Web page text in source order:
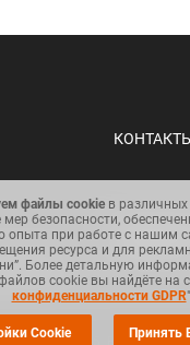
Условия
защите
2008-2025. Все права
файлы cookie в
безопасности,
опыта при работе с нашим
ресурса и для
Более детальную
cookie вы найдёте на
конфиденциальности GDPR
Cookie Принять